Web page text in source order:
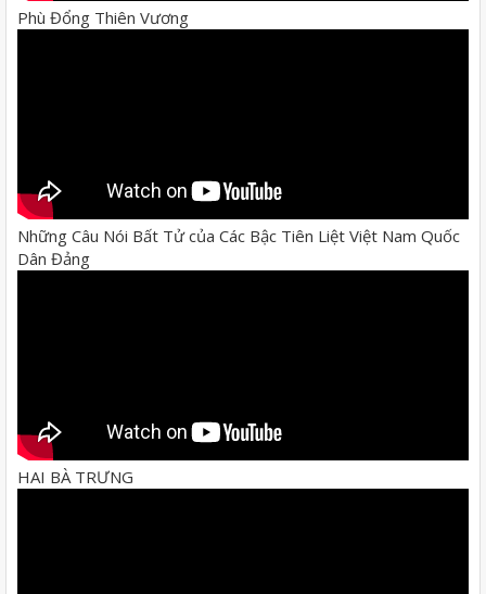
Phù Đổng Thiên Vương
Những Câu Nói Bất Tử của Các Bậc Tiên Liệt Việt Nam Quốc
Dân Đảng
HAI BÀ TRƯNG